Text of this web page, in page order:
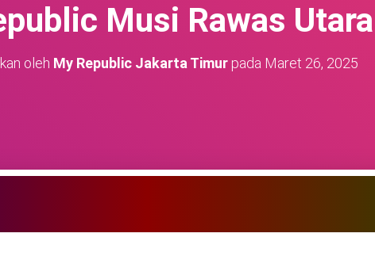
Musi Rawas Utara
oleh My Republic Jakarta Timurpada Maret 26, 2025